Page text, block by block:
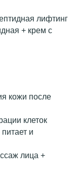
лифтинг
+ крем с
кожи после
клеток
и
лица +